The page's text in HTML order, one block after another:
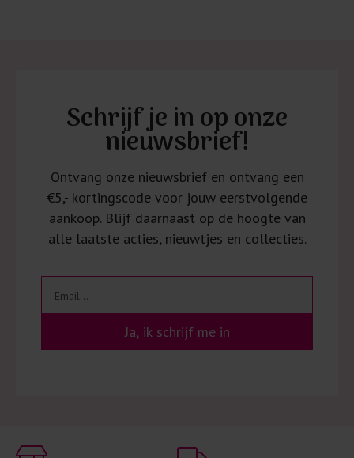
Schrijf je in op onze
nieuwsbrief!
Ontvang onze nieuwsbrief en ontvang een
€5,- kortingscode voor jouw eerstvolgende
aankoop. Blijf daarnaast op de hoogte van
alle laatste acties, nieuwtjes en collecties.
Ja, ik schrijf me in